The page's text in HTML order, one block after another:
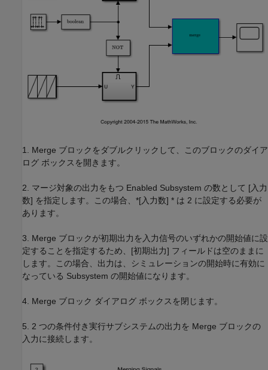
1. Merge ブロックをダブルクリックして、このブロックのダイア
ログ ボックスを開きます。
2. マージ対象の出力をもつ Enabled Subsystem の数として [入力
数] を指定します。この場合、*[入力数] * は 2 に設定する必要が
あります。
3. Merge ブロックが初期出力を入力信号のいずれかの開始値に設
定することを指定するため、[初期出力] フィールドは空のままに
します。この場合、出力は、シミュレーションの開始時に有効に
なっている Subsystem の開始値になります。
4. Merge ブロック ダイアログ ボックスを閉じます。
5. 2 つの条件付き実行サブシステムの出力を Merge ブロックの
入力に接続します。